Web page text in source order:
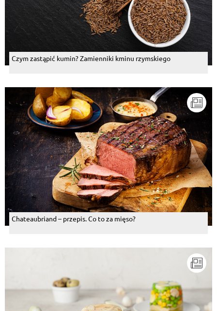
Czym zastąpić kumin? Zamienniki kminu rzymskiego
Chateaubriand – przepis. Co to za mięso?